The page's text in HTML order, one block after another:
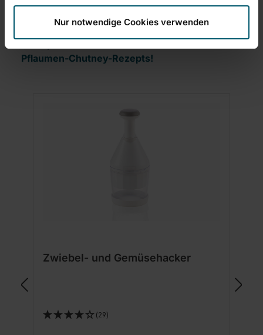
Nur notwendige Cookies verwenden
abfüllen und diese direkt schließen.
Pflaumen-Chutney-Rezepts!
Zwiebel- und Gemüsehacker
(29)